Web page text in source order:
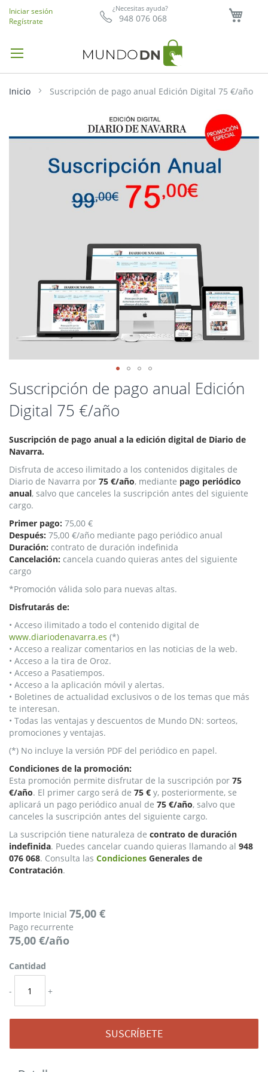
¿Necesitas ayuda?
948 076 068
Iniciar sesión
Regístrate
Inicio Suscripción de pago anual Edición Digital 75 €/año
Suscripción de pago anual Edición
Digital 75 €/año
Suscripción de pago anual a la edición digital de Diario de
Navarra.
Disfruta de acceso ilimitado a los contenidos digitales de
Diario de Navarra por 75 €/año, mediante pago periódico
anual, salvo que canceles la suscripción antes del siguiente
cargo.
Primer pago: 75,00 €
Después: 75,00 €/año mediante pago periódico anual
Duración: contrato de duración indefinida
Cancelación: cancela cuando quieras antes del siguiente
cargo
*Promoción válida solo para nuevas altas.
Disfrutarás de:
• Acceso ilimitado a todo el contenido digital de
www.diariodenavarra.es (*)
• Acceso a realizar comentarios en las noticias de la web.
• Acceso a la tira de Oroz.
• Acceso a Pasatiempos.
• Acceso a la aplicación móvil y alertas.
• Boletines de actualidad exclusivos o de los temas que más
te interesan.
• Todas las ventajas y descuentos de Mundo DN: sorteos,
promociones y ventajas.
(*) No incluye la versión PDF del periódico en papel.
Condiciones de la promoción:
Esta promoción permite disfrutar de la suscripción por 75
€/año. El primer cargo será de 75 € y, posteriormente, se
aplicará un pago periódico anual de 75 €/año, salvo que
canceles la suscripción antes del siguiente cargo.
La suscripción tiene naturaleza de contrato de duración
indefinida. Puedes cancelar cuando quieras llamando al 948
076 068. Consulta las Condiciones Generales de
Contratación.
Importe Inicial 75,00 €
Pago recurrente
75,00 €/año
Cantidad
- +
SUSCRÍBETE
final
Saltar
al
comienzo
de
galería
de
imágenes